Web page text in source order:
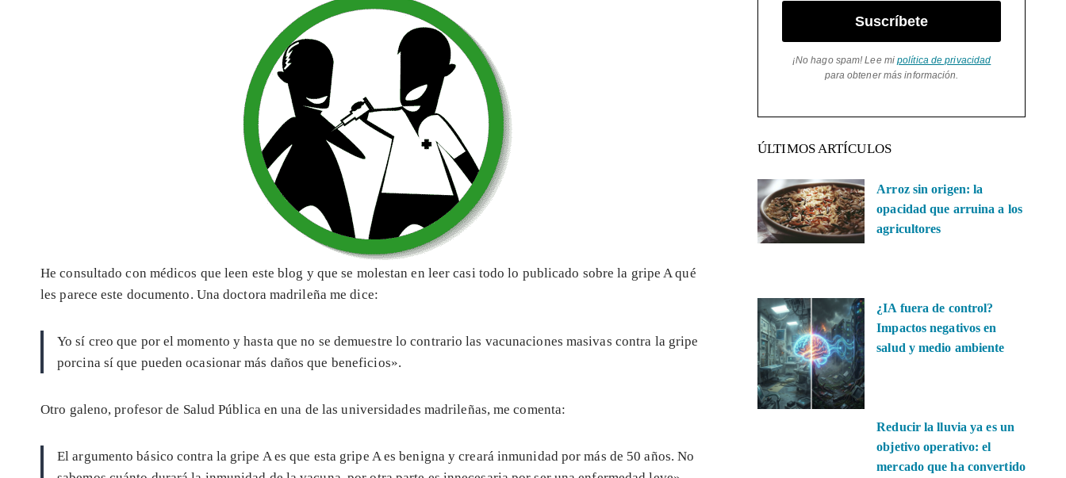
He consultado con médicos que leen este blog y que se molestan en leer casi todo lo publicado sobre la gripe A qué
les parece este documento. Una doctora madrileña me dice:
Yo sí creo que por el momento y hasta que no se demuestre lo contrario las vacunaciones masivas contra la gripe
porcina sí que pueden ocasionar más daños que beneficios».
Otro galeno, profesor de Salud Pública en una de las universidades madrileñas, me comenta:
El argumento básico contra la gripe A es que esta gripe A es benigna y creará inmunidad por más de 50 años. No
Suscríbete
¡No hago spam! Lee mipolítica de privacidad
para obtener más información.
ÚLTIMOS ARTÍCULOS
Arroz sin origen: la
opacidad que arruina a los
agricultores
¿IA fuera de control?
Impactos negativos en
salud y medio ambiente
Reducir la lluvia ya es un
objetivo operativo: el
mercado que ha convertido